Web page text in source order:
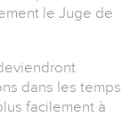
le Juge de
dans les temps
facilement à